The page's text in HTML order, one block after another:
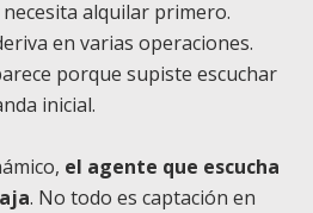
alquilar primero.
en varias operaciones.
porque supiste escuchar
inicial.
el agente que escucha
. No todo es captación en